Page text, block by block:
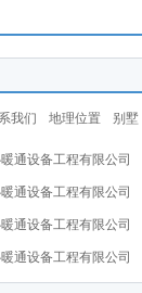
我们 地理位置 别墅
通设备工程有限公司
通设备工程有限公司
通设备工程有限公司
通设备工程有限公司